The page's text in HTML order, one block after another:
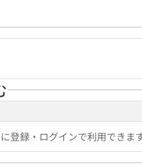
登録・ログインで利用できま